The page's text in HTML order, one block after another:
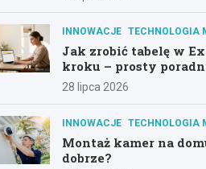
INNOWACJE TECHNOLOGIA
Jak zrobić tabelę w
kroku – prosty
początkujących
28 lipca 2026
INNOWACJE TECHNOLOGIA
Montaż kamer na
dobrze?